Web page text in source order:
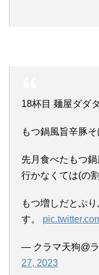
18杯目 麺屋ダダ
もつ鍋風旨辛豚
先月食べたもつ
行かなくては(の
もつ増しだとぷ
す。
— クラマ天狗@
27, 2023